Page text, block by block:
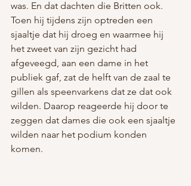
was. En dat dachten die Britten ook.
Toen hij tijdens zijn optreden een
sjaaltje dat hij droeg en waarmee hij
het zweet van zijn gezicht had
afgeveegd, aan een dame in het
publiek gaf, zat de helft van de zaal te
gillen als speenvarkens dat ze dat ook
wilden. Daarop reageerde hij door te
zeggen dat dames die ook een sjaaltje
wilden naar het podium konden
komen.